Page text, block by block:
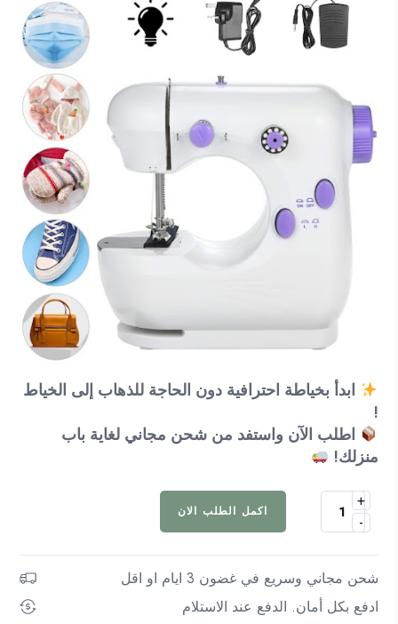
ابدأ بخياطة احترافية دون الحاجة للذهاب إلى الخياط
!
اطلب الآن واستفد من شحن مجاني لغاية باب
منزلك!
-
كمية
الة
الكهربائية
المحمولة
المصغرة
+
اكمل الطلب الان
شحن مجاني وسريع في غضون 3 ايام او اقل
ادفع بكل أمان. الدفع عند الاستلام